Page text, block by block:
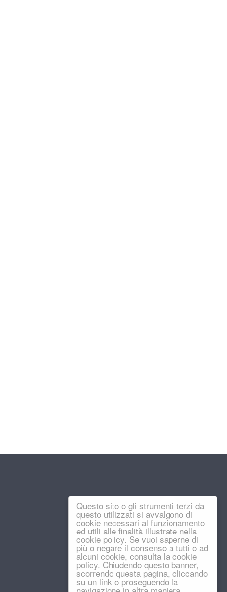
Questo sito o gli strumenti terzi da
questo utilizzati si avvalgono di
cookie necessari al funzionamento
ed utili alle finalità illustrate nella
cookie policy. Se vuoi saperne di
più o negare il consenso a tutti o ad
alcuni cookie, consulta la cookie
policy. Chiudendo questo banner,
scorrendo questa pagina, cliccando
su un link o proseguendo la